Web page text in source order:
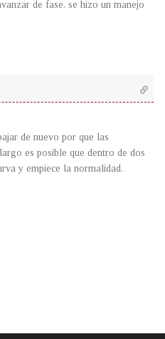
de fase, se hizo un manejo
de nuevo por que las
es posible que dentro de dos
y empiece la normalidad.